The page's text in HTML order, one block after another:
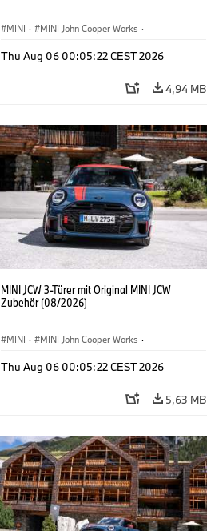
MINI · MINI John Cooper Works ·
Sonderausstattungen, Zubehör
Thu Aug 06 00:05:22 CEST 2026
4,94 MB
MINI JCW 3-Türer mit Original MINI JCW
Zubehör (08/2026)
MINI · MINI John Cooper Works ·
Sonderausstattungen, Zubehör
Thu Aug 06 00:05:22 CEST 2026
5,63 MB